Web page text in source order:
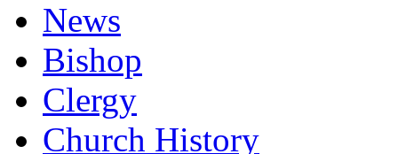
News
Bishop
Clergy
Church History